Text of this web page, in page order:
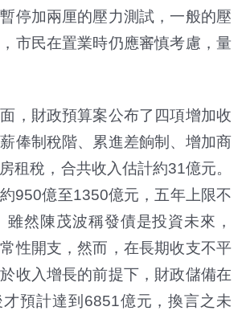
停加兩厘的壓力測試，一般的壓
市民在置業時仍應審慎考慮，量
，財政預算案公布了四項增加收
俸制稅階、累進差餉制、增加商
租稅，合共收入估計約31億元。
950億至1350億元，五年上限不
雖然陳茂波稱發債是投資未來，
性開支，然而，在長期收支不平
收入增長的前提下，財政儲備在
預計達到6851億元，換言之未